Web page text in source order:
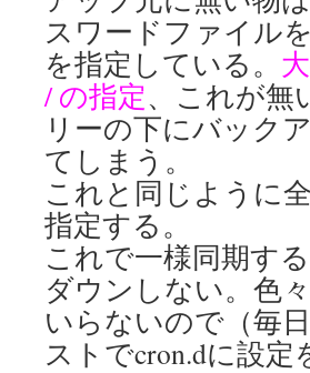
スワードファイルを
を指定している。
/ の指定、これが無
リーの下にバック
てしまう。
これと同じように
指定する。
これで一様同期す
ダウンしない。色
いらないので（毎
ストでcron.dに設定